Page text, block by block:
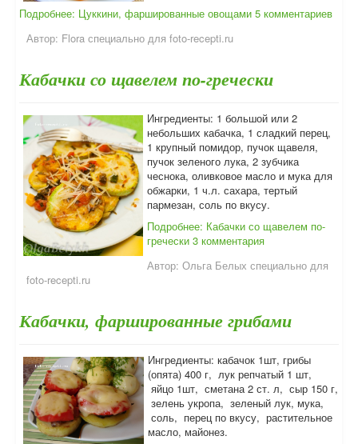
Подробнее: Цуккини, фаршированные овощами 5 комментариев
Автор: Flora специально для foto-recepti.ru
Кабачки со щавелем по-гречески
Ингредиенты: 1 большой или 2
небольших кабачка, 1 сладкий перец,
1 крупный помидор, пучок щавеля,
пучок зеленого лука, 2 зубчика
чеснока, оливковое масло и мука для
обжарки, 1 ч.л. сахара, тертый
пармезан, соль по вкусу.
Подробнее: Кабачки со щавелем по-
гречески 3 комментария
Автор: Ольга Белых специально для
foto-recepti.ru
Кабачки, фаршированные грибами
Ингредиенты: кабачок 1шт, грибы
(опята) 400 г, лук репчатый 1 шт,
яйцо 1шт, сметана 2 ст. л, сыр 150 г,
зелень укропа, зеленый лук, мука,
соль, перец по вкусу, растительное
масло, майонез.